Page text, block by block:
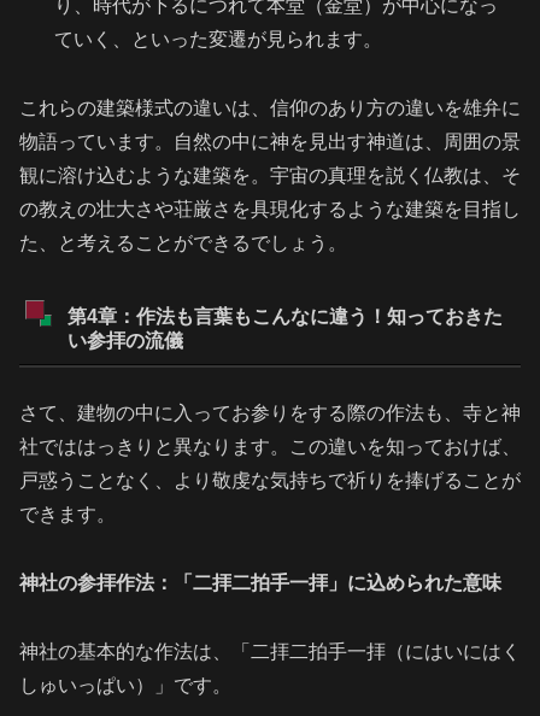
り、時代が下るにつれて本堂（金堂）が中心になっ
ていく、といった変遷が見られます。
これらの建築様式の違いは、信仰のあり方の違いを雄弁に
物語っています。自然の中に神を見出す神道は、周囲の景
観に溶け込むような建築を。宇宙の真理を説く仏教は、そ
の教えの壮大さや荘厳さを具現化するような建築を目指し
た、と考えることができるでしょう。
第4章：作法も言葉もこんなに違う！知っておきた
い参拝の流儀
さて、建物の中に入ってお参りをする際の作法も、寺と神
社でははっきりと異なります。この違いを知っておけば、
戸惑うことなく、より敬虔な気持ちで祈りを捧げることが
できます。
神社の参拝作法：「二拝二拍手一拝」に込められた意味
神社の基本的な作法は、「二拝二拍手一拝（にはいにはく
しゅいっぱい）」です。